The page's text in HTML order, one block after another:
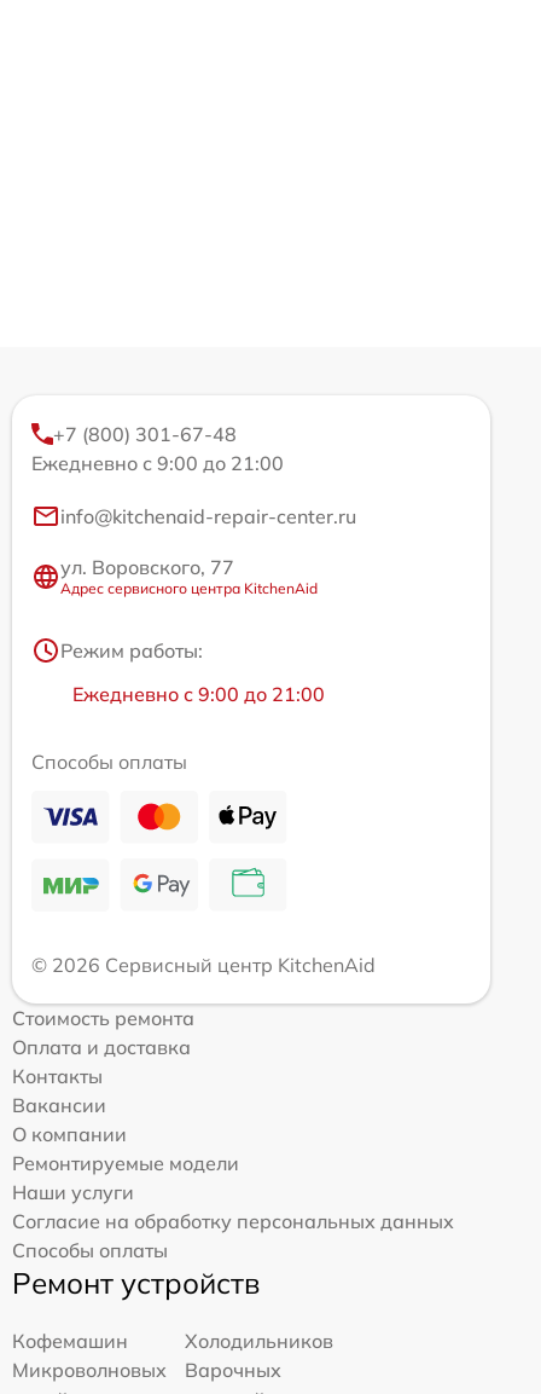
+7 (800) 301-67-48
Ежедневно с 9:00 до 21:00
info@kitchenaid-repair-center.ru
ул. Воровского, 77
Адрес сервисного центра KitchenAid
Режим работы:
Ежедневно с 9:00 до 21:00
Способы оплаты
© 2026 Сервисный центр KitchenAid
Стоимость ремонта
Оплата и доставка
Контакты
Вакансии
О компании
Ремонтируемые модели
Наши услуги
Согласие на обработку персональных данных
Способы оплаты
Ремонт устройств
Кофемашин
Холодильников
Микроволновых
Варочных